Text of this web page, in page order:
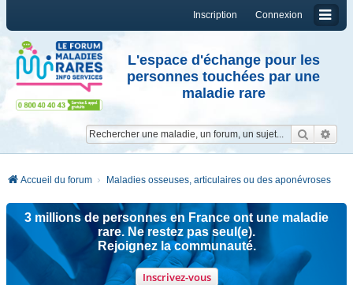
Connexion
Inscription
L'espace d'échange pour les
personnes touchées par une
maladie rare
Accueil du forum Maladies osseuses, articulaires ou des aponévroses
3 millions de personnes en France ont une maladie
rare. Ne restez pas seul(e).
Rejoignez la communauté.
Inscrivez-vous